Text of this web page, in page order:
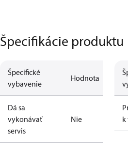
Špecifikácie produktu
Špecifické
vybavenie
Hodnota
Dá sa
vykonávať
servis
Nie
k